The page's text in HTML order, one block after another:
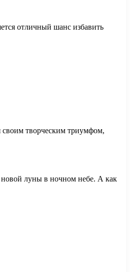
отличный шанс избавить
своим творческим триумфом,
новой луны в ночном небе. А как